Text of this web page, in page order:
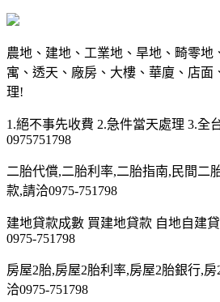
農地、建地、工業地、旱地、畸零地
寓、透天、廠房、大樓、華廈、店面
理!
1.絕不事先收費 2.急件當天處理 3.全
0975751798
二胎代償,二胎利率,二胎指南,民間二
款,請洽0975-751798
建地貸款成數 買建地貸款 自地自建
0975-751798
房屋2胎,房屋2胎利率,房屋2胎銀行,
洽0975-751798